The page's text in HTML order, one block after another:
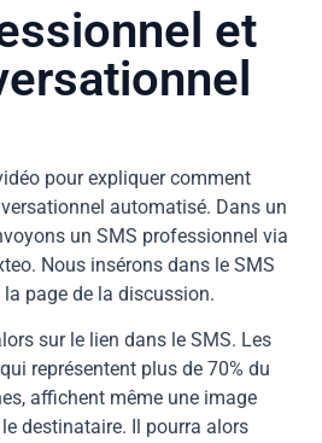
et
pour expliquer comment
automatisé. Dans un
un SMS professionnel via
Nous insérons dans le SMS
page de la discussion.
sur le lien dans le SMS. Les
représentent plus de 70% du
affichent même une image
destinataire. Il pourra alors